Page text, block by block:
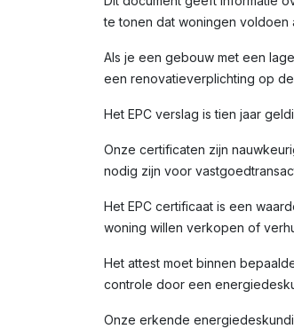
te tonen dat woningen voldoen
Als je een gebouw met een
een renovatieverplichting op
Het EPC verslag is tien jaar
Onze certificaten zijn
nodig zijn voor
Het EPC certificaat is een
woning willen verkopen of
Het attest moet binnen
controle door een
Onze erkende